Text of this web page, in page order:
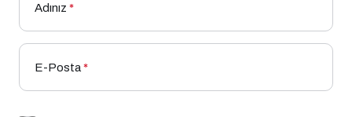
Adınız *
E-Posta*